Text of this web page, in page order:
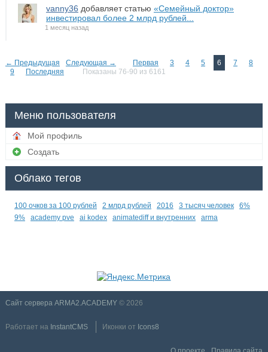
vanny36 добавляет статью «Семейный доктор»
инвестировал более 2 млрд рублей...
1 месяц назад
← Предыдущая Следующая → Первая 3 4 5 6 7
8
9
Последняя Показаны 76-90 из 6161
Меню пользователя
Мой профиль
Создать
Облако тегов
100 очков за 100 рублей 2 млрд рублей 2016 3 тысяч человек
6%
9%
academy pve ai kodex animatediff и внутренних arma
Сайт сервера ARMA2.ACADEMY© 2026
Работает на InstantCMS Иконки от Icons8